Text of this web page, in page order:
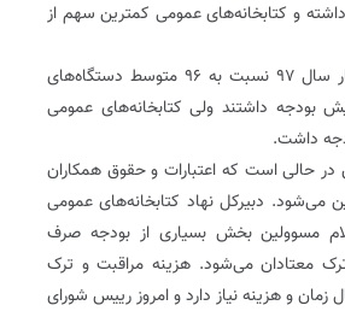
و کتابخانه‌های عمومی کمترین سهم از
وی گفت: براساس آمار سال ۹۷ نسبت به ۹۶ متوسط دستگاه‌های
افزایش بودجه داشتند ولی کتابخانه‌های عمومی
داشت.
در حالی است که اعتبارات و حقوق همکاران
می‌شود. دبیرکل نهاد کتابخانه‌های عمومی
مسوولین بخش بسیاری از بودجه صرف
معتادان می‌شود. هزینه مراقبت و ترک
یک معتاد ۲۰ سال زمان و هزینه نیاز دارد و امروز رییس شورای